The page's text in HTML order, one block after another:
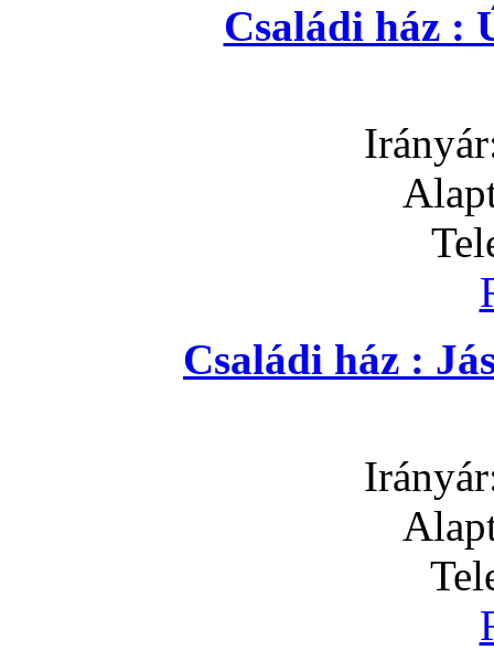
Családi ház :
Családi ház :